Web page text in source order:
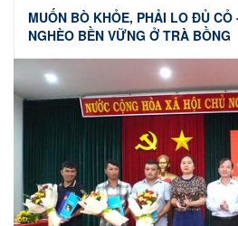
MUỐN BÒ KHỎE, PHẢI LO ĐỦ
NGHÈO BỀN VỮNG Ở TRÀ BỒNG